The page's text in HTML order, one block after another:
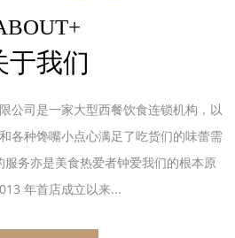
于我们
公司是一家大型西餐饮食连锁机构，以
各种馋嘴小点心满足了吃货们的味蕾需
务亦是美食热爱者钟爱我们的根本原
年首店成立以来...